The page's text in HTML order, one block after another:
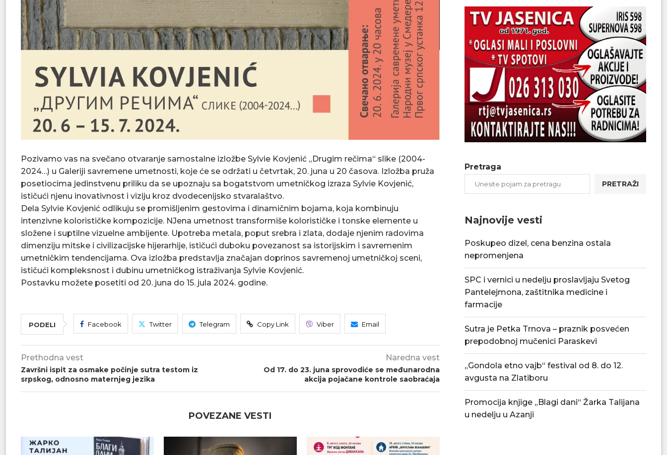
Pozivamo vas na svečano otvaranje samostalne izložbe Sylvie Kovjenić „Drugim rečima“ slike (2004-
2024…) u Galeriji savremene umetnosti, koje će se održati u četvrtak, 20. juna u 20 časova. Izložba pruža
posetiocima jedinstvenu priliku da se upoznaju sa bogatstvom umetničkog izraza Sylvie Kovjenić,
ističući njenu inovativnost i viziju kroz dvodecenijsko stvaralaštvo.
Dela Sylvie Kovjenić odlikuju se promišljenim gestovima i dinamičnim bojama, koja kombinuju
intenzivne kolorističke kompozicije. NJena umetnost transformiše kolorističke i tonske elemente u
složene i suptilne vizuelne ambijente. Upotreba metala, poput srebra i zlata, dodaje njenim radovima
dimenziju mitske i civilizacijske hijerarhije, ističući duboku povezanost sa istorijskim i savremenim
umetničkim tendencijama. Ova izložba predstavlja značajan doprinos savremenoj umetničkoj sceni,
ističući kompleksnost i dubinu umetničkog istraživanja Sylvie Kovjenić.
Postavku možete posetiti od 20. juna do 15. jula 2024. godine.
PODELI Facebook Twitter Telegram Copy Link Viber Email
Prethodna vest
Završni ispit za osmake počinje sutra testom iz
srpskog, odnosno maternjeg jezika
Naredna vest
Od 17. do 23. juna sprovodiće se međunarodna
akcija pojačane kontrole saobraćaja
POVEZANE VESTI
Pretraga
PRETRAŽI
Najnovije vesti
Poskupeo dizel, cena benzina ostala
nepromenjena
SPC i vernici u nedelju proslavljaju Svetog
Pantelejmona, zaštitnika medicine i
farmacije
Sutra je Petka Trnova – praznik posvećen
prepodobnoj mučenici Paraskevi
„Gondola etno vajb“ festival od 8. do 12.
avgusta na Zlatiboru
Promocija knjige „Blagi dani“ Žarka Talijana
u nedelju u Azanji